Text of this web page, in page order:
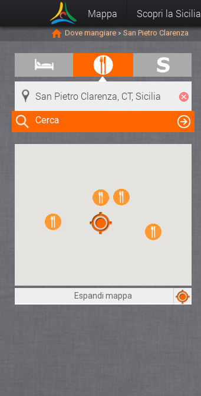
Mappa Scopri la Sicilia
Dove mangiare > San Pietro Clarenza
Cerca
Clicca su una risorsa nella mappa
per visualizzare le informazioni
Espandi mappa